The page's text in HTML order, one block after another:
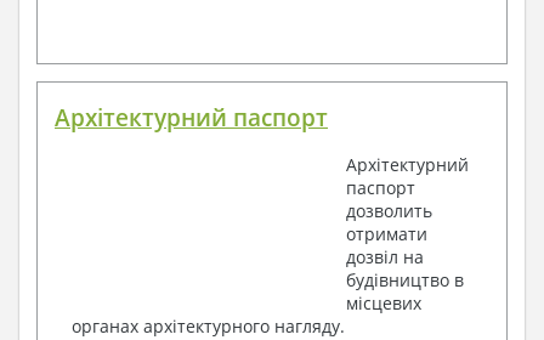
Архітектурний паспорт
Архітектурний
паспорт
дозволить
отримати
дозвіл на
будівництво в
місцевих
органах архітектурного нагляду.